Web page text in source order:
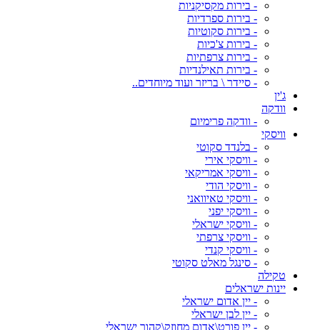
- בירות מקסיקניות
- בירות ספרדיות
- בירות סקוטיות
- בירות צ'כיות
- בירות צרפתיות
- בירות תאילנדיות
- סיידר \ בריזר ועוד מיוחדים..
ג'ין
וודקה
- וודקה פרימיום
וויסקי
- בלנדד סקוטי
- וויסקי אירי
- וויסקי אמריקאי
- וויסקי הודי
- וויסקי טאיוואני
- וויסקי יפני
- וויסקי ישראלי
- וויסקי צרפתי
- וויסקי קנדי
- סינגל מאלט סקוטי
טקילה
יינות ישראלים
- יין אדום ישראלי
- יין לבן ישראלי
- יין פורט\אדום מחוזק\קהור ישראלי